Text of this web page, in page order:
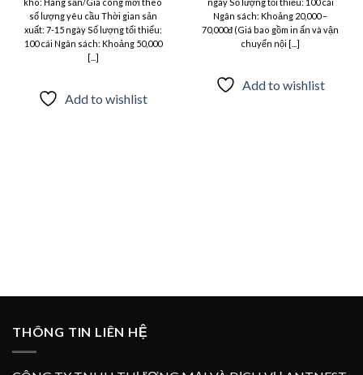
số lượng yêu cầu Thời gian sản
xuất: 7-15 ngày Số lượng tối thiểu:
100 cái Ngân sách: Khoảng 50,000
[...]
Add to wishlist
Ngân sách: Khoảng 20,000 –
70,000đ (Giá bao gồm in ấn và vận
chuyển nội [...]
Add to wishlist
THÔNG TIN LIÊN HỆ